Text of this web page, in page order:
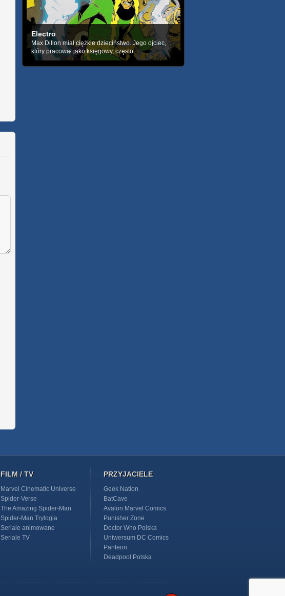
Electro
Max Dillon miał ciężkie dzieciństwo. Jego ojciec,
który pracował jako księgowy, często...
FILM / TV
Marvel Cinematic Universe
Spider-Verse
The Amazing Spider-Man
Spider-Man Trylogia
Seriale animowane
Seriale TV
PRZYJACIELE
Geek Nation
BatCave
Avalon Marvel Comics
Punisher Zone
Doctor Who Polska
Uniwersum DC Comics
Panteon
Deadpool Polska